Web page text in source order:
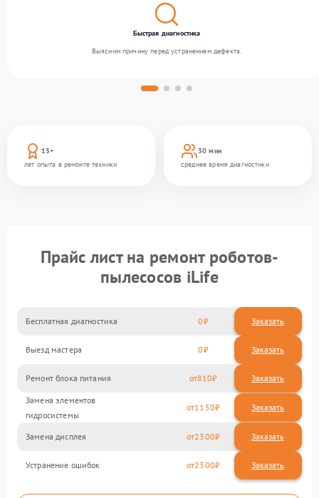
13+
лет опыта в ремонте техники
30 мин
среднее время диагностики
Быстрая диагностика
Выясним причину перед устранением дефекта.
Прайс лист на ремонт роботов-
пылесосов iLife
Бесплатная диагностика 0 Заказать
Выезд мастера 0 Заказать
Ремонт блока питания 810
Замена элементов
гидросистемы
1150
Замена дисплея 2300
Устранение ошибок 2300